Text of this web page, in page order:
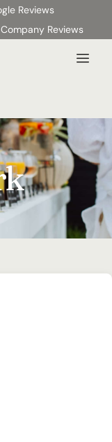
Reviews
Reviews